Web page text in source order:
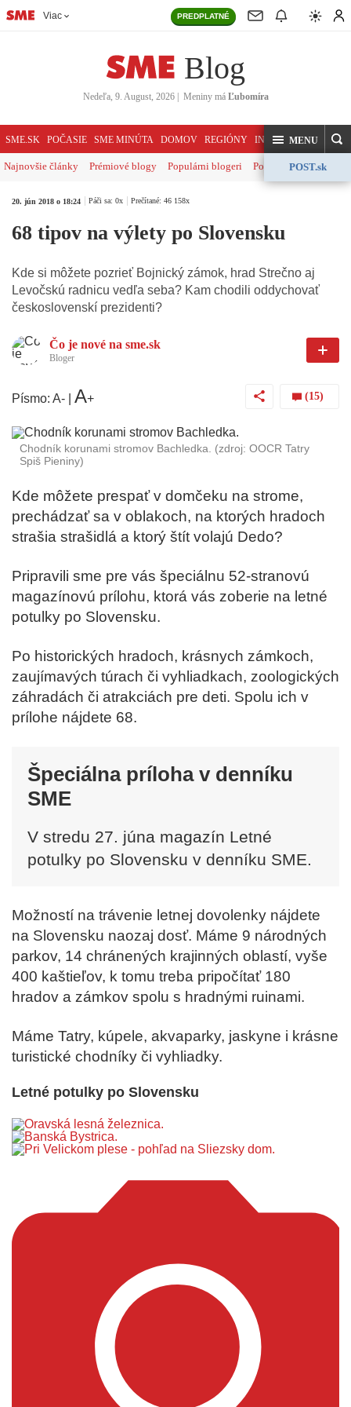
Viac PREDPLATNÉ
Blog
Nedeľa, 9. August, 2026| Meniny má Ľubomíra
SME.SK POČASIE SME MINÚTA DOMOV REGIÓNY INDEX SVET
HĽADAJMENU
Najnovšie články Prémiové blogy Populárni blogeri Politika Ekonomika
POST.sk
20. jún 2018 o 18:24 Páči sa: 0x Prečítané: 46 158x
68 tipov na výlety po Slovensku
Kde si môžete pozrieť Bojnický zámok, hrad Strečno aj
Levočskú radnicu vedľa seba? Kam chodili oddychovať
československí prezidenti?
Čo je nové na sme.sk
Bloger
Písmo: A- A+ (15)
Chodník korunami stromov Bachledka. (zdroj: OOCR Tatry
Spiš Pieniny)
Kde môžete prespať v domčeku na strome,
prechádzať sa v oblakoch, na ktorých hradoch
strašia strašidlá a ktorý štít volajú Dedo?
Pripravili sme pre vás špeciálnu 52-stranovú
magazínovú prílohu, ktorá vás zoberie na letné
potulky po Slovensku.
Po historických hradoch, krásnych zámkoch,
zaujímavých túrach či vyhliadkach, zoologických
záhradách či atrakciách pre deti. Spolu ich v
prílohe nájdete 68.
Špeciálna príloha v denníku
SME
V stredu 27. júna magazín Letné
potulky po Slovensku v denníku SME.
Možností na trávenie letnej dovolenky nájdete
na Slovensku naozaj dosť. Máme 9 národných
parkov, 14 chránených krajinných oblastí, vyše
400 kaštieľov, k tomu treba pripočítať 180
hradov a zámkov spolu s hradnými ruinami.
Máme Tatry, kúpele, akvaparky, jaskyne i krásne
turistické chodníky či vyhliadky.
Letné potulky po Slovensku